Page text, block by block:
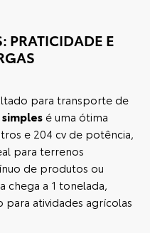
PRATICIDADE E
para transporte de
é uma ótima
e 204 cv de potência,
para terrenos
de produtos ou
chega a 1 tonelada,
atividades agrícolas